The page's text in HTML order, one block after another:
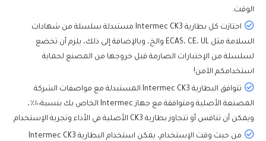
الوقت.
اجتازت كل بطارية Intermec CK3 مستبدلة سلسلة من شهادات
السلامة مثل ECAS، CE، UL والخ، وبالإضافة إلى ذلك، يلزم أن تخضع
لسلسلة من الإختبارات الصارمة قبل خروجها من المصنع لحماية
استخدامكم الآمن!
تتوافق البطارية Intermec CK3 المستبدلة مع مواصفات الشركة
المصنعة الأصلية ومتوافقة مع جهاز Intermec الخاص بك بنسبة١٠٠٪،
ويمكن أن تنافس أو تتجاوز بطارية CK3 الأصلية في الأداء وتجرية الإستخدام.
من حيث وقت الإستخدام، يمكن استخدام البطارية Intermec CK3